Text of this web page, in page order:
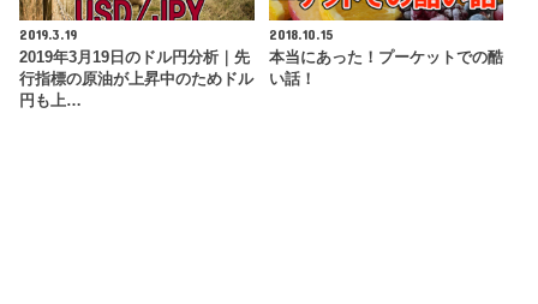
2019.3.19
2019年3月19日のドル円分析｜先
行指標の原油が上昇中のためドル
円も上…
2018.10.15
本当にあった！プーケットでの酷
い話！